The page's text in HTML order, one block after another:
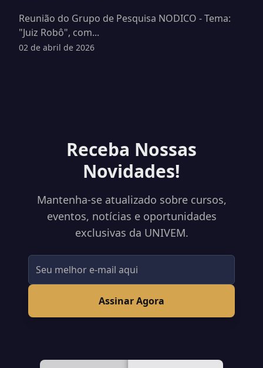
Reunião do Grupo de Pesquisa NODICO - Tema:
"Juiz Robô", com...
02 de abril de 2026
Receba Nossas
Novidades!
Mantenha-se atualizado sobre cursos,
eventos, notícias e oportunidades
exclusivas da UNIVEM.
Assinar Agora